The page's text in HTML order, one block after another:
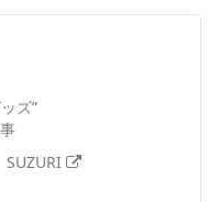
SUZURI